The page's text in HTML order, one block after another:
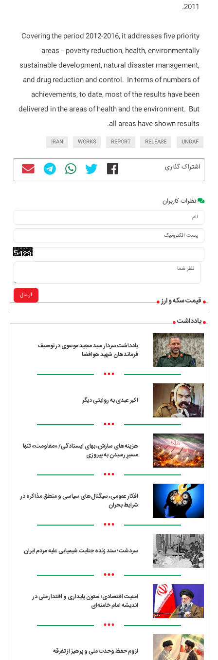
قیمت سکه و ارز
یادداشت
یادداشت سردار سید مجید موسوی در توصیف
فرماندهان شهید هوافضا
•••
اکبر عبدی به روایتی دیگر
•••
هزینه‌های سازش، بهای ایستادگی/ «مقاومت» تنها
مسیرِ رسیدن به پیروزی
•••
افکار عمومی، سیگنال‌های سیاسی و منطق مذاکره در
شرایط بحران
•••
سردشت؛ سند زنده جنایت شیمیایی علیه مردم ایران
•••
امنیت اقتصادی؛ ستون پایداری و اقتدار ملی در
اندیشه امام خامنه‌ای
•••
لزوم حفظ وحدت ملی و پرهیز از تفرقه
2011.
Covering the period 2012-2016, it addresses five priority
areas – poverty reduction, health, environmentally
sustainable development, natural disaster management,
and drug reduction and control. In terms of numbers of
achievements, to date, most of the results have been
delivered in the areas of health and the environment. But
all areas have shown results.
UNDAF
RELEASE
REPORT
WORKS
IRAN
اشتراک گذاری
نظرات کاربران
ارسال